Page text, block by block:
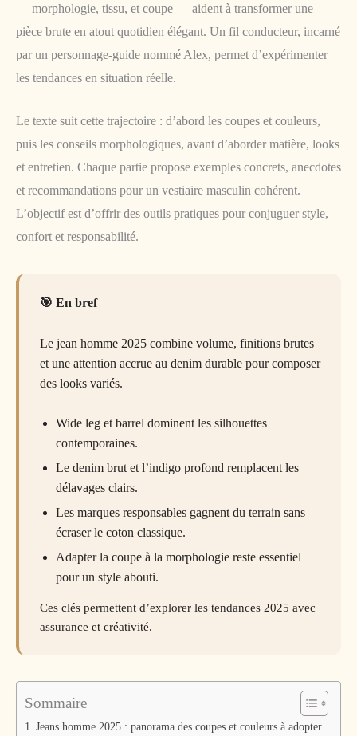
— morphologie, tissu, et coupe — aident à transformer une
pièce brute en atout quotidien élégant. Un fil conducteur, incarné
par un personnage-guide nommé Alex, permet d’expérimenter
les tendances en situation réelle.
Le texte suit cette trajectoire : d’abord les coupes et couleurs,
puis les conseils morphologiques, avant d’aborder matière, looks
et entretien. Chaque partie propose exemples concrets, anecdotes
et recommandations pour un vestiaire masculin cohérent.
L’objectif est d’offrir des outils pratiques pour conjuguer style,
confort et responsabilité.
En bref
Le jean homme 2025 combine volume, finitions brutes
et une attention accrue au denim durable pour composer
des looks variés.
Wide leg et barrel dominent les silhouettes
contemporaines.
Le denim brut et l’indigo profond remplacent les
délavages clairs.
Les marques responsables gagnent du terrain sans
écraser le coton classique.
Adapter la coupe à la morphologie reste essentiel
pour un style abouti.
Ces clés permettent d’explorer les tendances 2025 avec
assurance et créativité.
Sommaire
Jeans homme 2025 : panorama des coupes et couleurs à adopter